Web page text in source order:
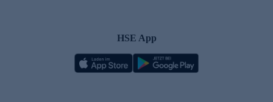
HSE App